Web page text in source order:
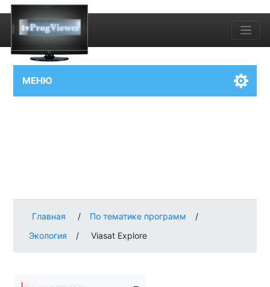
МЕНЮ
Главная / По тематике программ
/
Экология
/ Viasat Explore